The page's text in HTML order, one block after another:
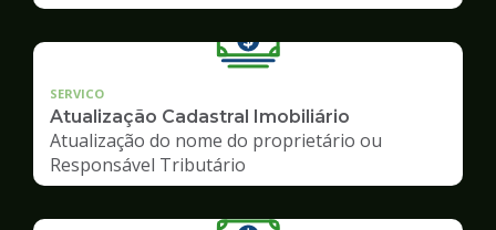
SERVICO
Atualização Cadastral Imobiliário
Atualização do nome do proprietário ou
Responsável Tributário